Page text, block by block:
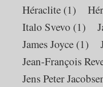
Héraclite (1)
Italo Svevo (1)
James Joyce (1)
Jean-François
Jens Peter